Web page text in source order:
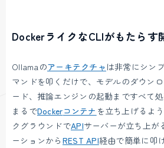
DockerライクなCLIがもたらす
Ollamaのアーキテクチャ は非常にシン
マンドを叩くだけで、モデルのダウン
ード、推論エンジンの起動まですべて処
まるでDockerコンテナ を立ち上げるよ
クグラウンドでAPIサーバーが立ち上が
ーションから REST API経由で簡単に叩